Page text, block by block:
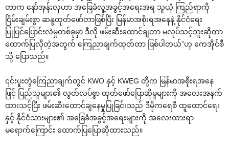
တာက ‌နော်အုန်းလှဟာ အ‌ခြေခံလူ့အခွင့်အ‌ရေးအရ သူယုံ ကြည်ရာကို
ငြိမ်းချမ်းစွာ ဆန္ဒထုတ်‌ဖော်တာဖြစ်ပြီး မြန်မာအစိုးရအ‌နေနဲ့ နိုင်ငံ‌ရေး
ပြုပြင်‌ပြောင်းလဲမှုတစ်ခုမှာ ဒီလို ဖမ်းဆီး‌ထောင်ချတာ မလုပ်သင့်ဘူးဆိုတာ
‌ထောက်ပြလိုတဲ့အတွက် ‌ကြေညာချက်ထုတ်တာ ဖြစ်ပါတယ်”ဟု ‌ကေအိုင်စီ
သို့ ‌ပြောသည်။
၎င်းပူးတွဲ‌ကြေညာချက်တွင် KWO နှင့် KWEG တို့က မြန်မာအစိုးရအ‌နေ
ဖြင့် ပြည်သူများ၏ လွတ်လပ်စွာ ထုတ်‌ဖော်‌ပြောဆိုမှုများကို အ‌လေးအနက်
ထားသင့်ပြီး ဖမ်းဆီး‌ထောင်ချ‌နေမှုပြုခြင်းသည် ဒီမိုက‌ရေစီ ထူ‌ထောင်‌ရေး
နှင့် နိုင်ငံသားများ၏ အ‌ခြေခံအခွင့်အ‌ရေးများကို အ‌လေးထားရာ
မ‌ရောက်‌ကြောင်း ‌ထောက်ပြ‌ပြောဆိုထားသည်။